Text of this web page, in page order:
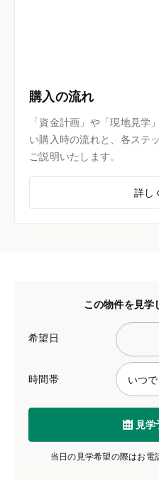
購入の流れ
「資金計画」や「現地見学
い購入時の流れと、各ステ
ご説明いたします。
詳し
この物件を見学
希望日
時間帯
見学
当日の見学希望の際はお電